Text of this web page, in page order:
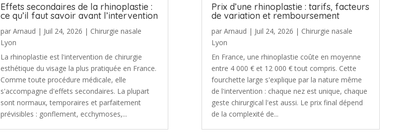
Effets secondaires de la rhinoplastie :
ce qu’il faut savoir avant l’intervention
par Arnaud | Juil 24, 2026 | Chirurgie nasale
Lyon
La rhinoplastie est l'intervention de chirurgie
esthétique du visage la plus pratiquée en France.
Comme toute procédure médicale, elle
s'accompagne d'effets secondaires. La plupart
sont normaux, temporaires et parfaitement
prévisibles : gonflement, ecchymoses,...
Prix d’une rhinoplastie : tarifs, facteurs
de variation et remboursement
par Arnaud | Juil 24, 2026 | Chirurgie nasale
Lyon
En France, une rhinoplastie coûte en moyenne
entre 4 000 € et 12 000 € tout compris. Cette
fourchette large s'explique par la nature même
de l'intervention : chaque nez est unique, chaque
geste chirurgical l'est aussi. Le prix final dépend
de la complexité de...